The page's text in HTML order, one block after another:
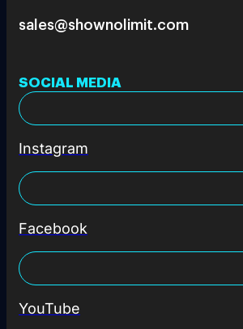
sales@shownolimit.com
SOCIAL MEDIA
Instagram
Facebook
YouTube